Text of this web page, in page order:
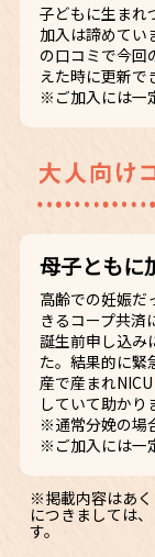
子どもに生まれ
加入は諦めてい
の口コミで今回
えた時に更新で
※ご加入には一
母子ともに
高齢での妊娠だ
きるコープ共済
誕生前申し込み
た。結果的に緊
産で産まれ
していて助かり
※通常分娩の場
※ご加入には一
※掲載内容はあ
につきましては
す。